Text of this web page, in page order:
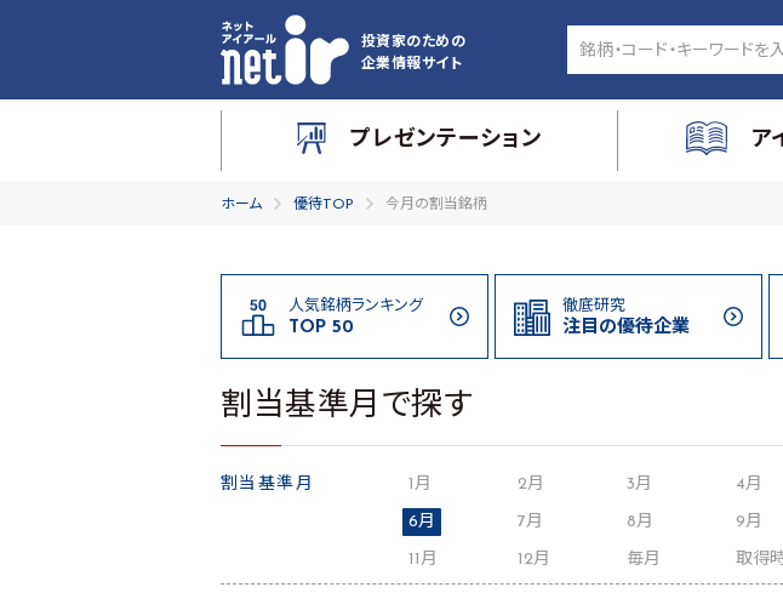
投資家のための
企業情報サイト
プレゼンテーション ア
ホーム 優待TOP 今月の割当銘柄
人気銘柄ランキング
TOP 50
徹底研究
注目の優待企業
割当基準月で探す
割当基準月 1月 2月 3月 4月
6月 7月 8月 9月
11月 12月 毎月 取得